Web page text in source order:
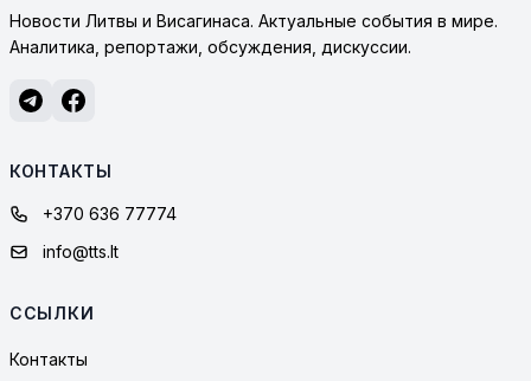
Новости Литвы и Висагинаса. Актуальные события в мире.
Аналитика, репортажи, обсуждения, дискуссии.
КОНТАКТЫ
+370 636 77774
info@tts.lt
ССЫЛКИ
Контакты